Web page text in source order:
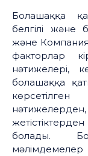
Болашаққа
белгілі және
және
факторлар
нәтижелері,
болашаққа
болады.